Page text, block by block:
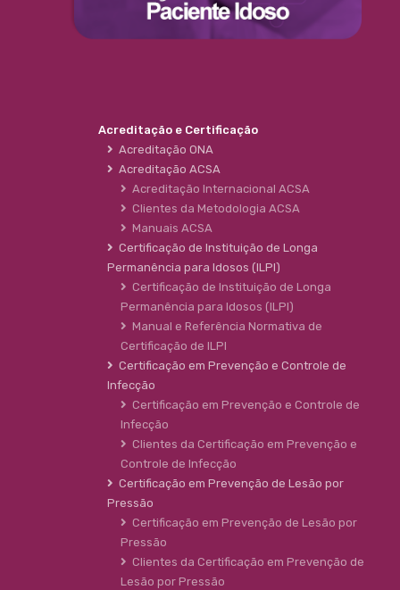
Acreditação e Certificação
Acreditação ONA
Acreditação ACSA
Acreditação Internacional ACSA
Clientes da Metodologia ACSA
Manuais ACSA
Certificação de Instituição de Longa
Permanência para Idosos (ILPI)
Certificação de Instituição de Longa
Permanência para Idosos (ILPI)
Manual e Referência Normativa de
Certificação de ILPI
Certificação em Prevenção e Controle de
Infecção
Certificação em Prevenção e Controle de
Infecção
Clientes da Certificação em Prevenção e
Controle de Infecção
Certificação em Prevenção de Lesão por
Pressão
Certificação em Prevenção de Lesão por
Pressão
Clientes da Certificação em Prevenção de
Lesão por Pressão